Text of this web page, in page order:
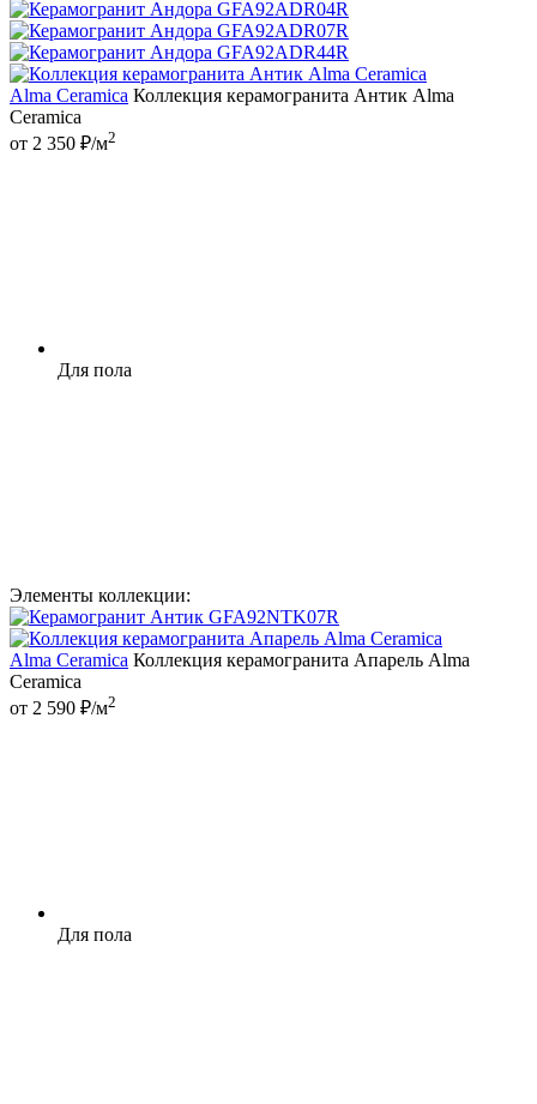
Alma Ceramica Коллекция керамогранита Антик Alma
Ceramica
от 2 350 ₽/м2
Для пола
Элементы коллекции:
Alma Ceramica Коллекция керамогранита Апарель Alma
Ceramica
от 2 590 ₽/м2
Для пола